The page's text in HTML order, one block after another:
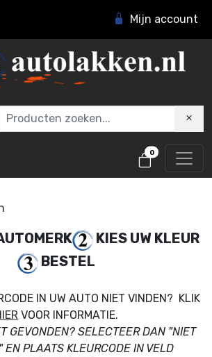
Mijn account
0
KIES UW KLEUR
BESTEL
IN UW AUTO NIET VINDEN? KLIK
VOOR INFORMATIE.
GEVONDEN? SELECTEER DAN "NIET
EN PLAATS KLEURCODE IN VELD